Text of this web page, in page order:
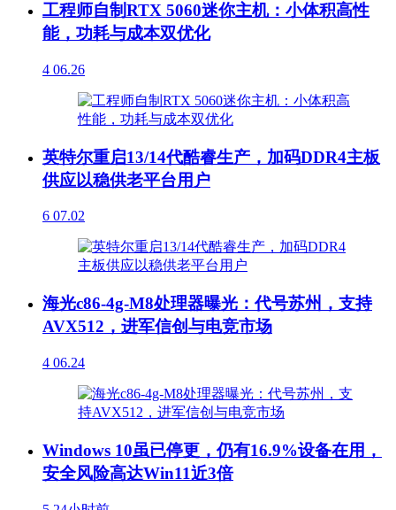
工程师自制RTX 5060迷你主机：小体积高性
能，功耗与成本双优化
4 06.26
英特尔重启13/14代酷睿生产，加码DDR4主板
供应以稳供老平台用户
6 07.02
海光c86-4g-M8处理器曝光：代号苏州，支持
AVX512，进军信创与电竞市场
4 06.24
Windows 10虽已停更，仍有16.9%设备在用，
安全风险高达Win11近3倍